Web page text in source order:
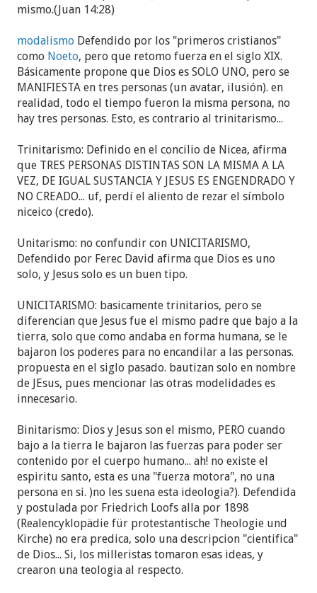
mismo.(Juan 14:28)
modalismo Defendido por los "primeros cristianos"
como Noeto, pero que retomo fuerza en el siglo XIX.
Básicamente propone que Dios es SOLO UNO, pero se
MANIFIESTA en tres personas (un avatar, ilusión). en
realidad, todo el tiempo fueron la misma persona, no
hay tres personas. Esto, es contrario al trinitarismo...
Trinitarismo: Definido en el concilio de Nicea, afirma
que TRES PERSONAS DISTINTAS SON LA MISMA A LA
VEZ, DE IGUAL SUSTANCIA Y JESUS ES ENGENDRADO Y
NO CREADO... uf, perdí el aliento de rezar el símbolo
niceico (credo).
Unitarismo: no confundir con UNICITARISMO,
Defendido por Ferec David afirma que Dios es uno
solo, y Jesus solo es un buen tipo.
UNICITARISMO: basicamente trinitarios, pero se
diferencian que Jesus fue el mismo padre que bajo a la
tierra, solo que como andaba en forma humana, se le
bajaron los poderes para no encandilar a las personas.
propuesta en el siglo pasado. bautizan solo en nombre
de JEsus, pues mencionar las otras modelidades es
innecesario.
Binitarismo: Dios y Jesus son el mismo, PERO cuando
bajo a la tierra le bajaron las fuerzas para poder ser
contenido por el cuerpo humano... ah! no existe el
espiritu santo, esta es una "fuerza motora", no una
persona en si. )no les suena esta ideologia?). Defendida
y postulada por Friedrich Loofs alla por 1898
(Realencyklopädie für protestantische Theologie und
Kirche) no era predica, solo una descripcion "cientifica"
de Dios... Si, los milleristas tomaron esas ideas, y
crearon una teologia al respecto.